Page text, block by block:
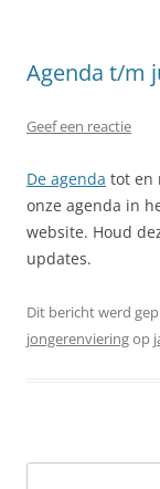
Agenda t/m
Geef een reactie
De agenda tot en
onze agenda in
website. Houd
updates.
Dit bericht werd
jongerenvieringop